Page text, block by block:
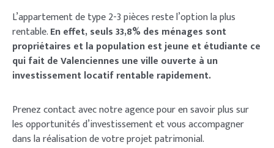
L’appartement de type 2-3 pièces reste l’option la plus
rentable.En effet, seuls 33,8% des ménages sont
propriétaires et la population est jeune et étudiante ce
qui fait de Valenciennes une ville ouverte à un
investissement locatif rentable rapidement.
Prenez contact avec notre agence pour en savoir plus sur
les opportunités d’investissement et vous accompagner
dans la réalisation de votre projet patrimonial.